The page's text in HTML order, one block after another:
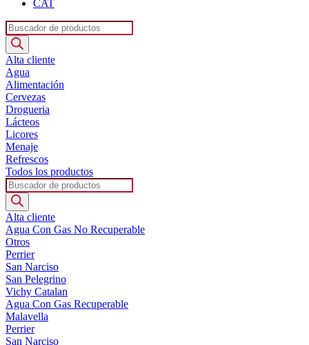
CAT
Búsqueda
de
productos
Alta cliente
Agua
Alimentación
Cervezas
Drogueria
Lácteos
Licores
Menaje
Refrescos
Todos los productos
Búsqueda
de
productos
Alta cliente
Agua Con Gas No Recuperable
Otros
Perrier
San Narciso
San Pelegrino
Vichy Catalan
Agua Con Gas Recuperable
Malavella
Perrier
San Narciso